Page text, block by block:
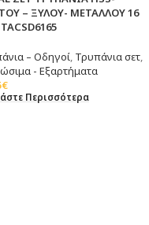
– ΞΥΛΟΥ- ΜΕΤΑΛΛΟΥ 16
– Οδηγοί Τρυπάνια σετ
- Εξαρτήματα
€
Περισσότερα